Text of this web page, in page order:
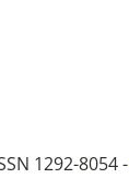
1292-8054 -